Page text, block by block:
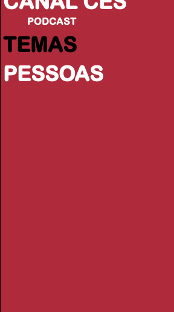
PODCAST
TEMAS
PESSOAS